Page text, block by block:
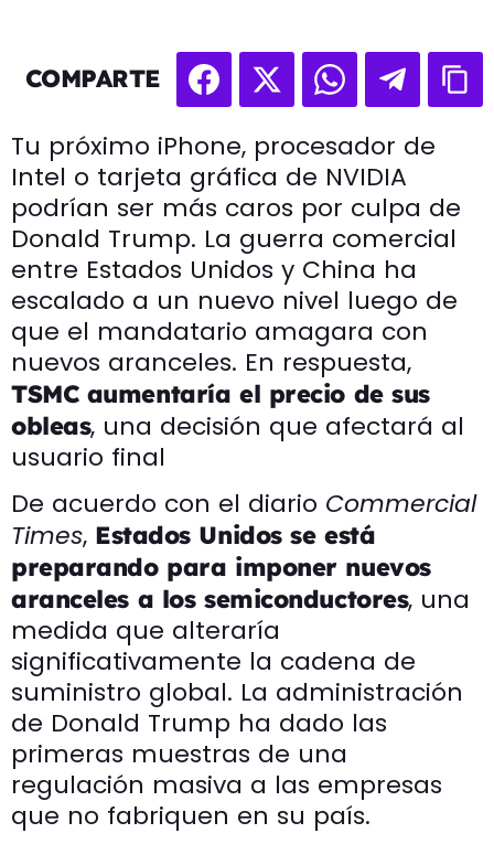
COMPARTE
Tu próximo iPhone, procesador de
Intel o tarjeta gráfica de NVIDIA
podrían ser más caros por culpa de
Donald Trump. La guerra comercial
entre Estados Unidos y China ha
escalado a un nuevo nivel luego de
que el mandatario amagara con
nuevos aranceles. En respuesta,
TSMC aumentaría el precio de sus
obleas, una decisión que afectará al
usuario final
De acuerdo con el diario Commercial
Times, Estados Unidos se está
preparando para imponer nuevos
aranceles a los semiconductores, una
medida que alteraría
significativamente la cadena de
suministro global. La administración
de Donald Trump ha dado las
primeras muestras de una
regulación masiva a las empresas
que no fabriquen en su país.